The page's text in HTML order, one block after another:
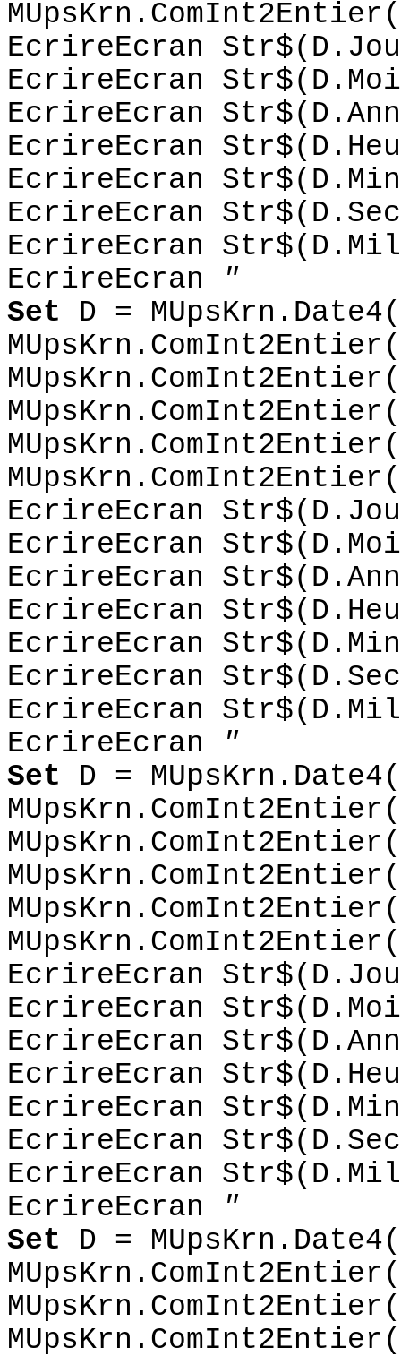
EcrireEcran
EcrireEcran
EcrireEcran
EcrireEcran
EcrireEcran
EcrireEcran
EcrireEcran
EcrireEcran
"
Set D =
EcrireEcran
EcrireEcran
EcrireEcran
EcrireEcran
EcrireEcran
EcrireEcran
EcrireEcran
EcrireEcran
"
Set D =
EcrireEcran
EcrireEcran
EcrireEcran
EcrireEcran
EcrireEcran
EcrireEcran
EcrireEcran
EcrireEcran
"
Set D =